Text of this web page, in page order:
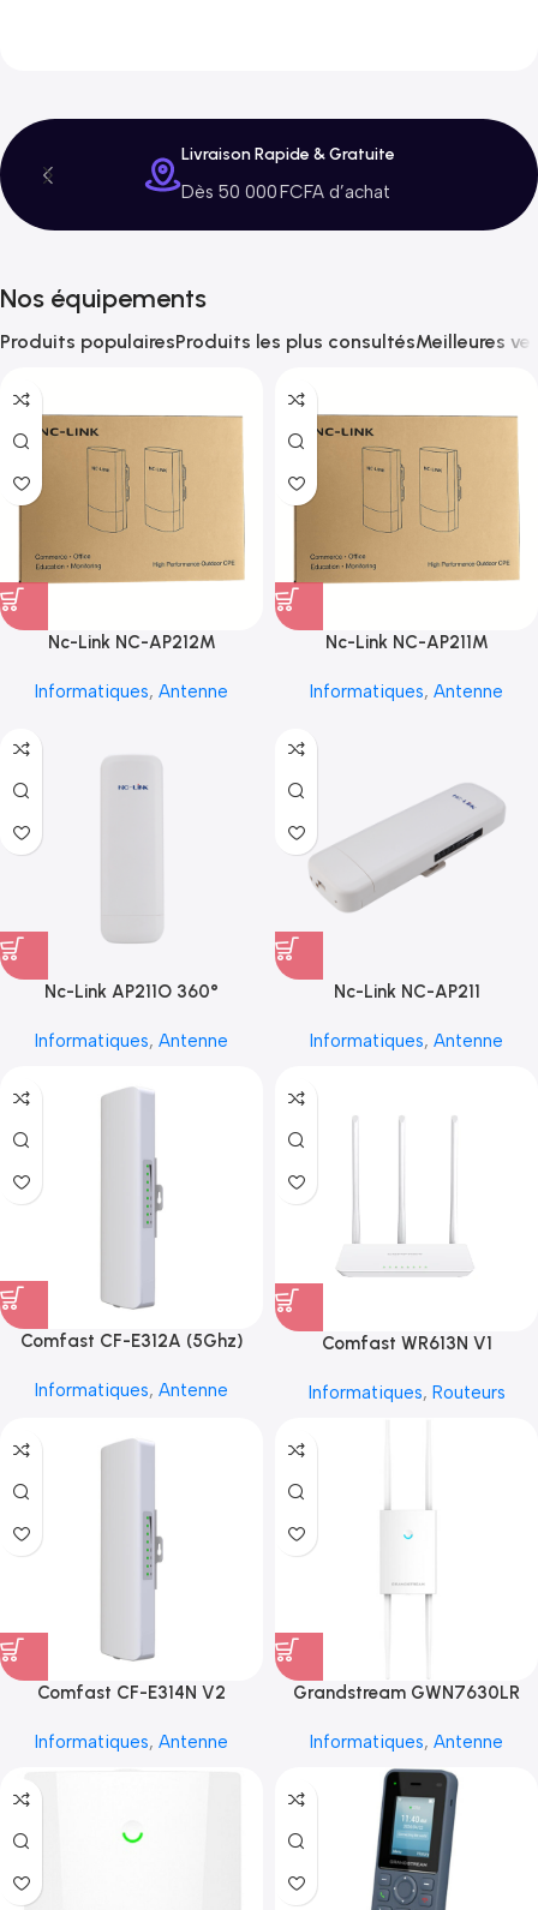
Livraison Rapide & Gratuite
Dès 50 000 FCFA d’achat
Nos équipements
Produits populairesProduits les plus consultésMeilleures
Nc-Link NC-AP212M
Informatiques, Antenne
Nc-Link NC-AP211M
Informatiques, Antenne
Nc-Link AP211O 360°
Informatiques, Antenne
Nc-Link NC-AP211
Informatiques, Antenne
Comfast CF-E312A (5Ghz)
Informatiques, Antenne
Comfast WR613N V1
Informatiques, Routeurs
Comfast CF-E314N V2
Informatiques, Antenne
Grandstream GWN7630LR
Informatiques, Antenne